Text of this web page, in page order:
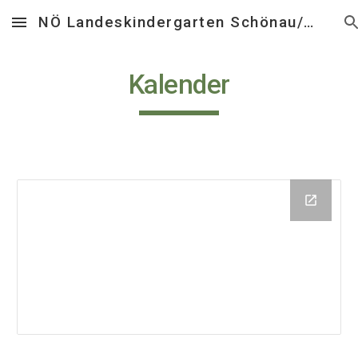
Skip to main content Skip to navigation
NÖ Landeskindergarten Schönau/Triesting
Kalender